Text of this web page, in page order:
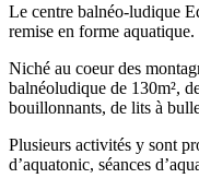
Le centre balnéo-ludique
remise en forme aquatique.
Niché au coeur des
balnéoludique de 130m²,
bouillonnants, de lits à
Plusieurs activités y sont
d’aquatonic, séances